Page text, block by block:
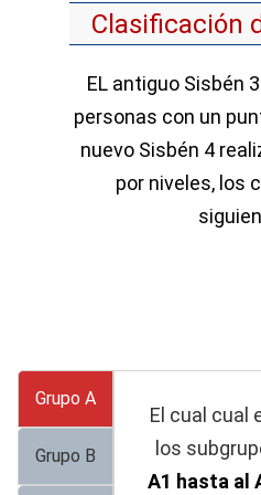
Clasificación
EL antiguo Sisbén
personas con un
nuevo Sisbén 4
por niveles, los
Grupo A
Grupo B
El cual cual
los
A1 hasta al